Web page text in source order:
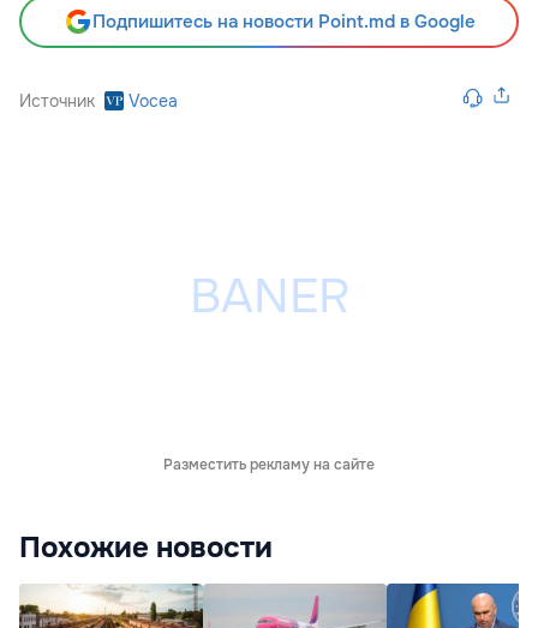
Подпишитесь на новости Point.md в Google
Источник Vocea
Разместить рекламу на сайте
Похожие новости